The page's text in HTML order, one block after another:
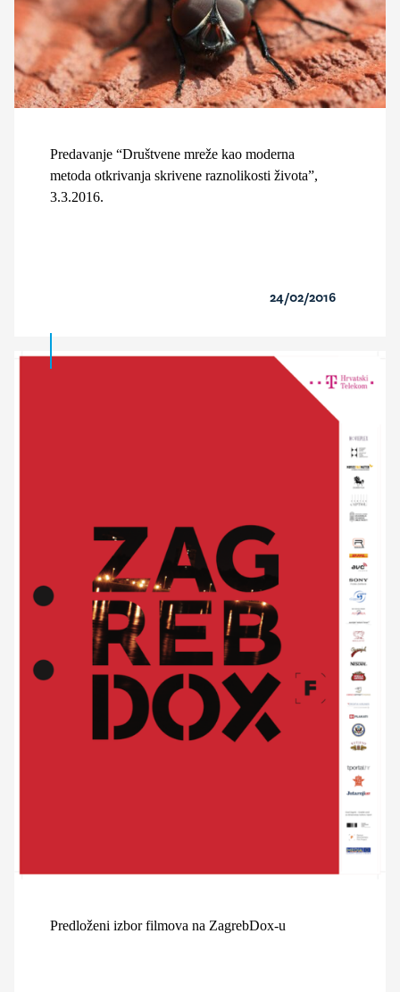
Predavanje “Društvene mreže kao moderna
metoda otkrivanja skrivene raznolikosti života”,
3.3.2016.
24/02/2016
Predloženi izbor filmova na ZagrebDox-u